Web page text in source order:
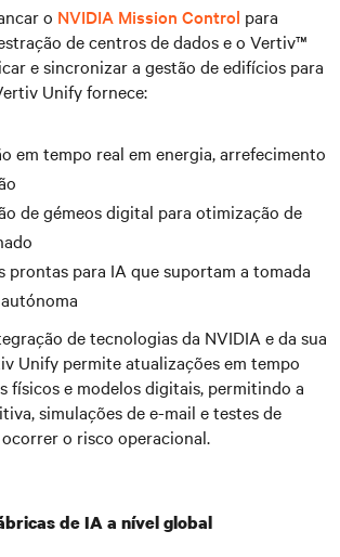
o NVIDIA Mission Control para
de centros de dados e o Vertiv™
e sincronizar a gestão de edifícios para
Unify fornece:
em tempo real em energia, arrefecimento
de gémeos digital para otimização de
prontas para IA que suportam a tomada
de tecnologias da NVIDIA e da sua
Unify permite atualizações em tempo
físicos e modelos digitais, permitindo a
simulações de e-mail e testes de
o risco operacional.
de IA a nível global